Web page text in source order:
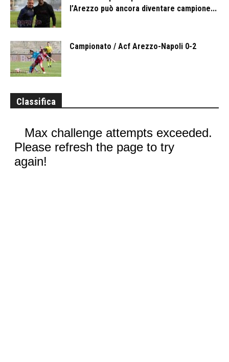
l’Arezzo può ancora diventare campione...
Campionato / Acf Arezzo-Napoli 0-2
Classifica